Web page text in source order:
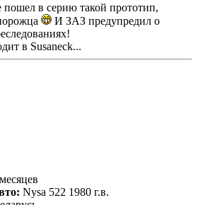
в серию такой прототип,
И ЗАЗ предупредил о
в Susaneck...
Nysa 522 1980 г.в.